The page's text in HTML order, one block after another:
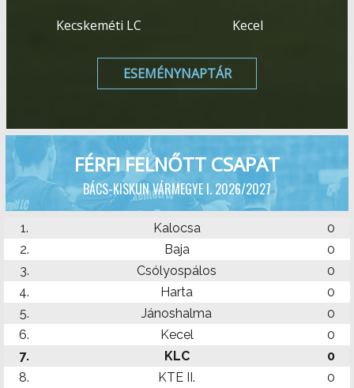
Kecskeméti LC Kecel
ESEMÉNYNAPTÁR
FÉRFI FELNŐTT CSAPAT
BÁCS-KISKUN VÁRMEGYE I. 2026/2027
1. Kalocsa
0
2.
Baja
0
3.
Csólyospálos
0
4.
Harta
0
5.
Jánoshalma
0
6.
Kecel
0
7.
KLC
0
8.
KTE II.
0